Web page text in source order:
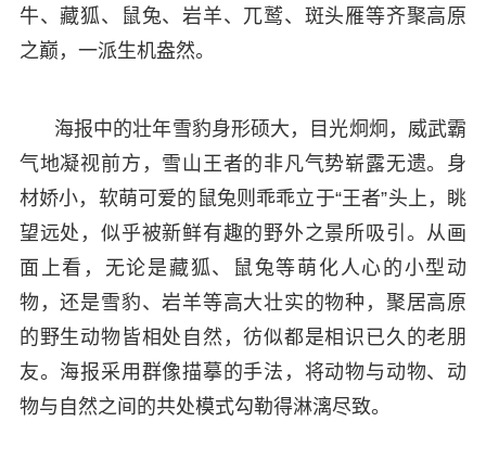
牛、藏狐、鼠兔、岩羊、兀鹫、斑头雁等齐聚高原
之巅，一派生机盎然。
海报中的壮年雪豹身形硕大，目光炯炯，威武霸
气地凝视前方，雪山王者的非凡气势崭露无遗。身
材娇小，软萌可爱的鼠兔则乖乖立于“王者”头上，眺
望远处，似乎被新鲜有趣的野外之景所吸引。从画
面上看，无论是藏狐、鼠兔等萌化人心的小型动
物，还是雪豹、岩羊等高大壮实的物种，聚居高原
的野生动物皆相处自然，彷似都是相识已久的老朋
友。海报采用群像描摹的手法，将动物与动物、动
物与自然之间的共处模式勾勒得淋漓尽致。